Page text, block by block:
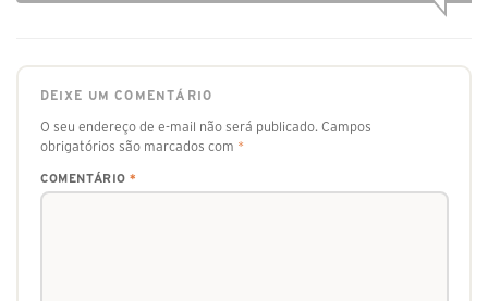
DEIXE UM COMENTÁRIO
O seu endereço de e-mail não será publicado. Campos
obrigatórios são marcados com *
COMENTÁRIO *